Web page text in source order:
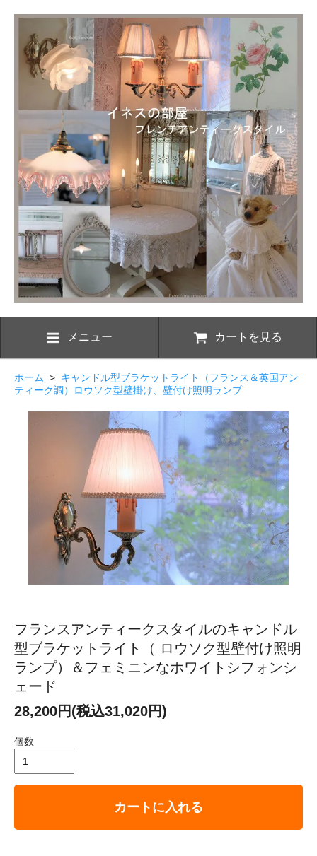
メニュー カートを見る
ホーム > キャンドル型ブラケットライト（フランス＆英国アン
ティーク調）ロウソク型壁掛け、壁付け照明ランプ
フランスアンティークスタイルのキャンドル
型ブラケットライト（ ロウソク型壁付け照明
ランプ）＆フェミニンなホワイトシフォンシ
ェード
28,200円(税込31,020円)
個数
カートに入れる